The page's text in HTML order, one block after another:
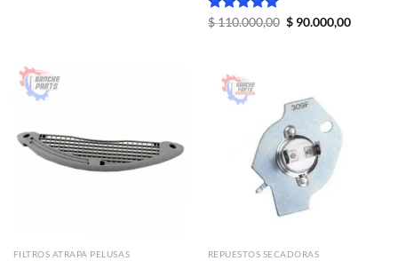
Valorado
$110.000,00 El
$90.000,00El
FILTROS ATRAPA PELUSAS REPUESTOS SECADORAS